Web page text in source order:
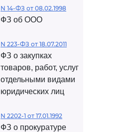
N 14-ФЗ от 08.02.1998
ФЗ об ООО
N 223-ФЗ от 18.07.2011
ФЗ о закупках
товаров, работ, услуг
отдельными видами
юридических лиц
N 2202-1 от 17.01.1992
ФЗ о прокуратуре